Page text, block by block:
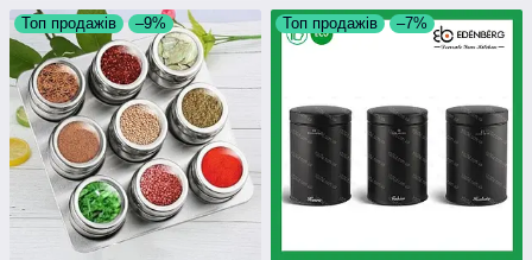
Топ продажів –9% Топ продажів –7%